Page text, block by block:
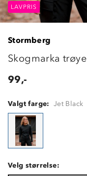
LAVPRIS
LAVPRIS
Stormberg
Skogmarka trøye
99,-
Valgt farge: Jet Black
Velg størrelse: